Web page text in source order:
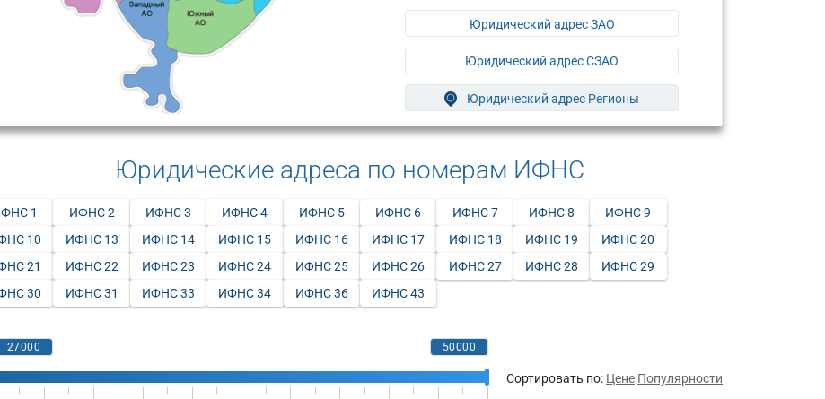
Юридический адрес ЗАО
Юридический адрес СЗАО
Юридический адрес Регионы
Юридические адреса по номерам ИФНС
1 ИФНС 2 ИФНС 3 ИФНС 4 ИФНС 5 ИФНС 6 ИФНС 7 ИФНС 8
ИФНС 9
10
ИФНС 13 ИФНС 14 ИФНС 15 ИФНС 16 ИФНС 17 ИФНС 18 ИФНС 19
ИФНС 20
21
ИФНС 22 ИФНС 23 ИФНС 24 ИФНС 25 ИФНС 26 ИФНС 27 ИФНС 28
ИФНС 29
30
ИФНС 31 ИФНС 33 ИФНС 34 ИФНС 36 ИФНС 43
Сортировать по: Цене Популярности